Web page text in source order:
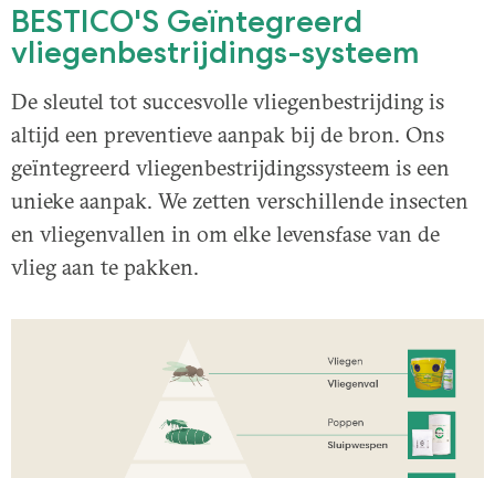
BESTICO'S Geïntegreerd
vliegenbestrijdings-systeem
De sleutel tot succesvolle vliegenbestrijding is
altijd een preventieve aanpak bij de bron. Ons
geïntegreerd vliegenbestrijdingssysteem is een
unieke aanpak. We zetten verschillende insecten
en vliegenvallen in om elke levensfase van de
vlieg aan te pakken.